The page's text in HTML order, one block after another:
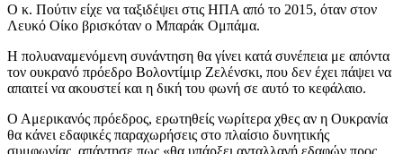
Ο κ. Πούτιν είχε να ταξιδέψει στις ΗΠΑ από το 2015, όταν στον
Λευκό Οίκο βρισκόταν ο Μπαράκ Ομπάμα.
Η πολυαναμενόμενη συνάντηση θα γίνει κατά συνέπεια με απόντα
τον ουκρανό πρόεδρο Βολοντίμιρ Ζελένσκι, που δεν έχει πάψει να
απαιτεί να ακουστεί και η δική του φωνή σε αυτό το κεφάλαιο.
Ο Αμερικανός πρόεδρος, ερωτηθείς νωρίτερα χθες αν η Ουκρανία
θα κάνει εδαφικές παραχωρήσεις στο πλαίσιο δυνητικής
συμφωνίας, απάντησε πως «θα υπάρξει ανταλλαγή εδαφών προς